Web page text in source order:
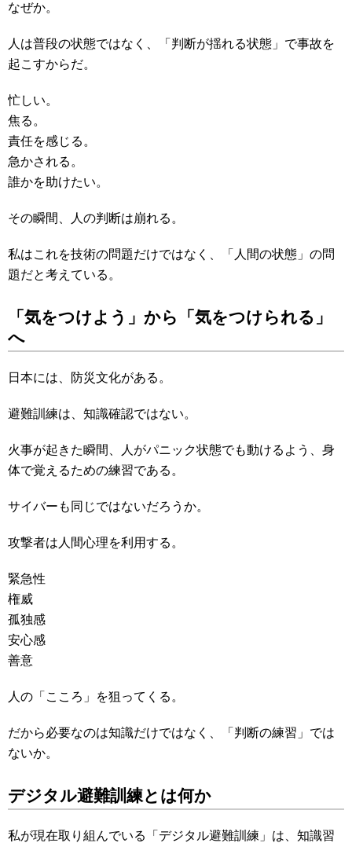
なぜか。
人は普段の状態ではなく、「判断が揺れる状態」で事故を
起こすからだ。
忙しい。
焦る。
責任を感じる。
急かされる。
誰かを助けたい。
その瞬間、人の判断は崩れる。
私はこれを技術の問題だけではなく、「人間の状態」の問
題だと考えている。
「気をつけよう」から「気をつけられる」
へ
日本には、防災文化がある。
避難訓練は、知識確認ではない。
火事が起きた瞬間、人がパニック状態でも動けるよう、身
体で覚えるための練習である。
サイバーも同じではないだろうか。
攻撃者は人間心理を利用する。
緊急性
権威
孤独感
安心感
善意
人の「こころ」を狙ってくる。
だから必要なのは知識だけではなく、「判断の練習」では
ないか。
デジタル避難訓練とは何か
私が現在取り組んでいる「デジタル避難訓練」は、知識習